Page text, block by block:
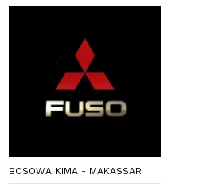
BOSOWA KIMA - MAKASSAR